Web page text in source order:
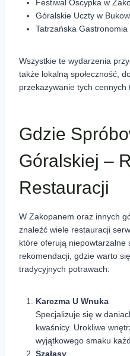
Festiwal Oscypka w
Góralskie Uczty w
Tatrzańska Gastronomia
Wszystkie te wydarzenia
także lokalną społeczność,
przekazywanie tych cennych
Gdzie
Góralskiej –
Restauracji
W Zakopanem oraz innych
znaleźć wiele restauracji
które oferują niepowtarzalne
rekomendacji, gdzie warto
tradycyjnych potrawach:
Karczma U Wnuka
Specjalizuje się w
kwaśnicy. Urokliwe
wyjątkowego smaku
Szałasy